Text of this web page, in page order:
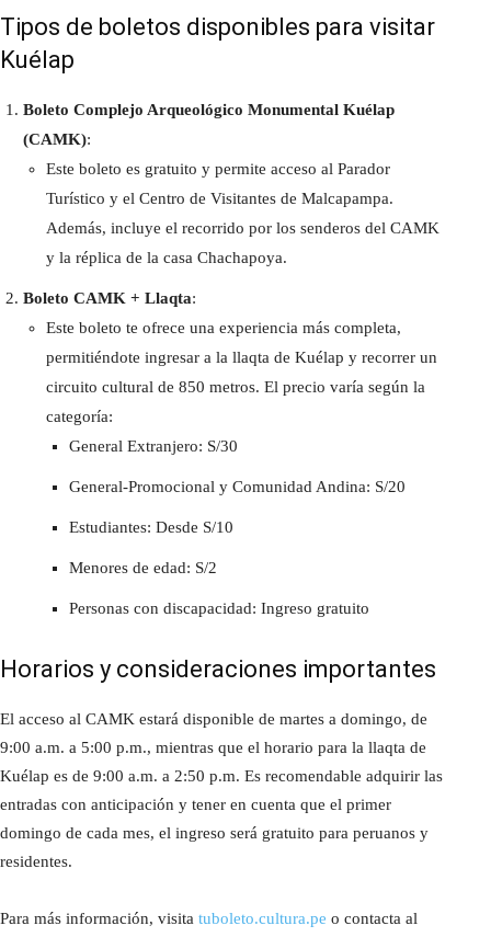
Tipos de boletos disponibles para visitar
Kuélap
Boleto Complejo Arqueológico Monumental Kuélap
(CAMK):
Este boleto es gratuito y permite acceso al Parador
Turístico y el Centro de Visitantes de Malcapampa.
Además, incluye el recorrido por los senderos del CAMK
y la réplica de la casa Chachapoya.
Boleto CAMK + Llaqta:
Este boleto te ofrece una experiencia más completa,
permitiéndote ingresar a la llaqta de Kuélap y recorrer un
circuito cultural de 850 metros. El precio varía según la
categoría:
General Extranjero: S/30
General-Promocional y Comunidad Andina: S/20
Estudiantes: Desde S/10
Menores de edad: S/2
Personas con discapacidad: Ingreso gratuito
Horarios y consideraciones importantes
El acceso al CAMK estará disponible de martes a domingo, de
9:00 a.m. a 5:00 p.m., mientras que el horario para la llaqta de
Kuélap es de 9:00 a.m. a 2:50 p.m. Es recomendable adquirir las
entradas con anticipación y tener en cuenta que el primer
domingo de cada mes, el ingreso será gratuito para peruanos y
residentes.
Para más información, visita tuboleto.cultura.pe o contacta al